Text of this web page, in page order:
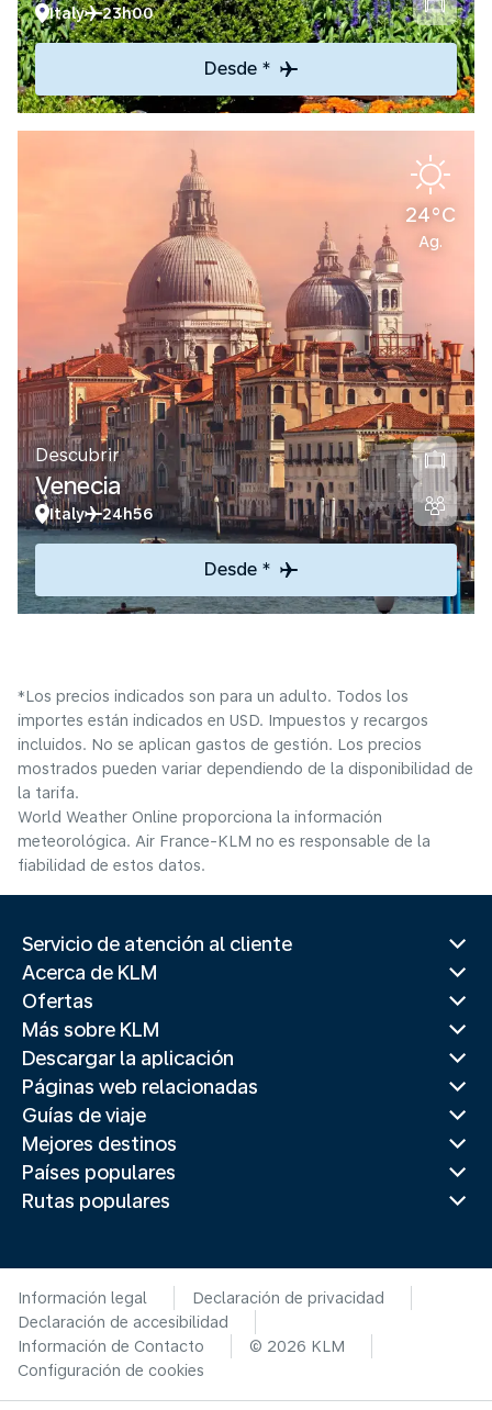
Italy 23h00
Desde *
24°C
Ag.
Descubrir
Venecia
Italy 24h56
Desde *
*Los precios indicados son para un adulto. Todos los
importes están indicados en USD. Impuestos y recargos
incluidos. No se aplican gastos de gestión. Los precios
mostrados pueden variar dependiendo de la disponibilidad de
la tarifa.
World Weather Online proporciona la información
meteorológica. Air France-KLM no es responsable de la
fiabilidad de estos datos.
Servicio de atención al cliente
Acerca de KLM
Ofertas
Más sobre KLM
Descargar la aplicación
Páginas web relacionadas
Guías de viaje
Mejores destinos
Países populares
Rutas populares
Información legal
Declaración de privacidad
Declaración de accesibilidad
Información de Contacto
© 2026 KLM
Configuración de cookies